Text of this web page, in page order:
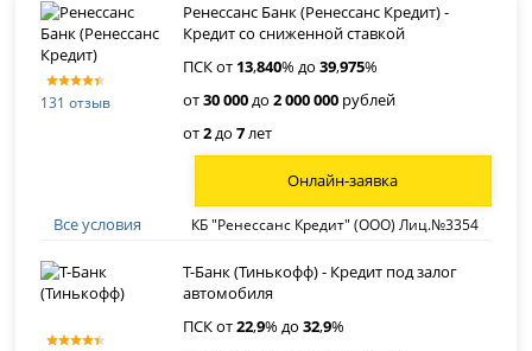
131 отзыв
Ренессанс Банк (Ренессанс Кредит) -
Кредит со сниженной ставкой
ПСК от 13,840% до39,975%
от30 000до2 000 000 рублей
от2до7лет
Все условия КБ "Ренессанс Кредит" (ООО) Лиц.№3354
Онлайн-заявка
Т-Банк (Тинькофф) - Кредит под залог
автомобиля
ПСК от22,9% до32,9%